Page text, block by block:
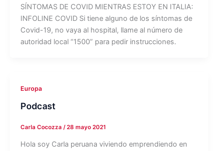
SÍNTOMAS DE COVID MIENTRAS ESTOY EN ITALIA:
INFOLINE COVID Si tiene alguno de los síntomas de
Covid-19, no vaya al hospital, llame al número de
autoridad local “1500” para pedir instrucciones.
Europa
Podcast
Carla Cocozza /28 mayo 2021
Hola soy Carla peruana viviendo emprendiendo en